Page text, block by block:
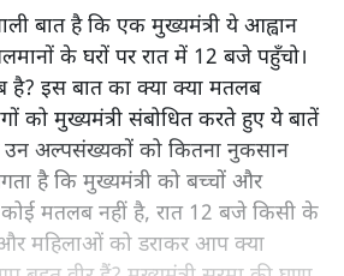
बात है कि एक मुख्यमंत्री ये आह्वान
के घरों पर रात में 12 बजे पहुँचो।
है? इस बात का क्या क्या मतलब
को मुख्यमंत्री संबोधित करते हुए ये बातें
अल्पसंख्यकों को कितना नुकसान
है कि मुख्यमंत्री को बच्चों और
मतलब नहीं है, रात 12 बजे किसी के
महिलाओं को डराकर आप क्या